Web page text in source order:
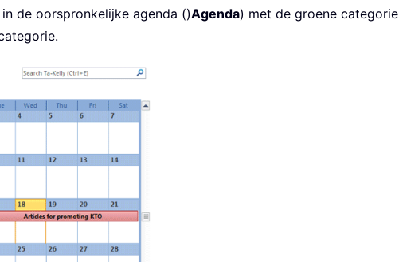
de oorspronkelijke agenda ()Agenda) met de groene